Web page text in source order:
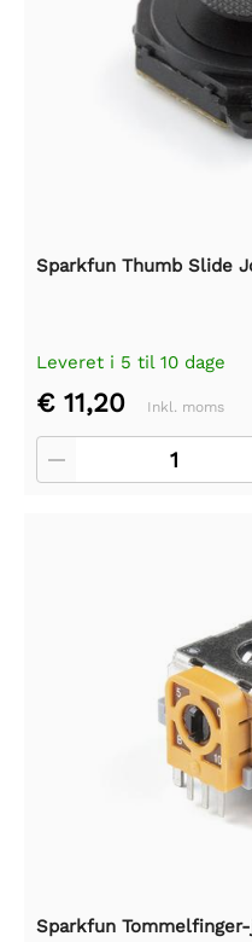
Sparkfun Thumb Slide
Leveret i 5 til 10 dage
€ 11,20 Inkl. moms
Sparkfun